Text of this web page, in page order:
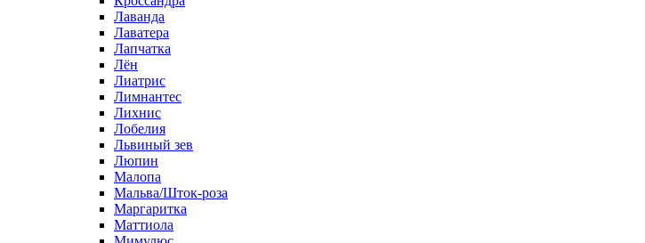
Лаванда
Лаватера
Лапчатка
Лён
Лиатрис
Лимнантес
Лихнис
Лобелия
Львиный зев
Люпин
Малопа
Мальва/Шток-роза
Маргаритка
Маттиола